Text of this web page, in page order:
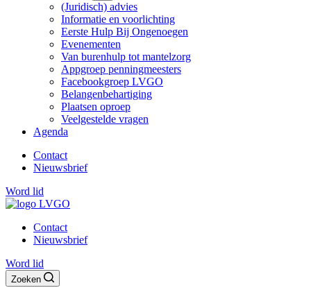
(Juridisch) advies
Informatie en voorlichting
Eerste Hulp Bij Ongenoegen
Evenementen
Van burenhulp tot mantelzorg
Appgroep penningmeesters
Facebookgroep LVGO
Belangenbehartiging
Plaatsen oproep
Veelgestelde vragen
Agenda
Contact
Nieuwsbrief
Word lid
Contact
Nieuwsbrief
Word lid
Zoeken